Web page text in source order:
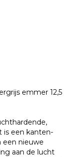
emmer 12,5
is een kanten-
een nieuwe
aan de lucht